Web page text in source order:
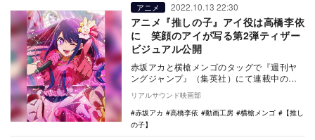
アニメ 2022.10.13 22:30
アニメ『推しの子』アイ役は高橋李依
に 笑顔のアイが写る第2弾ティザー
ビジュアル公開
赤坂アカと横槍メンゴのタッグで『週刊ヤ
ングジャンプ』（集英社）にて連載中の
『推しの子』のTVアニメが2023年に放送さ
れることが…
リアルサウンド映画部
赤坂アカ
高橋李依 動画工房 横槍メンゴ
【推し
の子】